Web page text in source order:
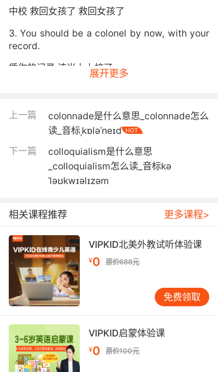
中校 救回女孩了 救回女孩了
3. You should be a colonel by now, with your
record.
凭你的记录 该当上上校了
制定规则就是为了遵照执行的 中校
5. colonel, you've been here all of five
minutes.
上校, 你到这里一共只有五分钟
我想好怎么对付这个帅气的上校了
7. You know, I'd watch it if I were you, colonel.
换我 我就会小心点 上校
8. colonel, this is turning into a disaster.
上校 整件事已经变成了一场灾难
9. You said it yourself, I should be colonel by
now.
你自己說的 我現在該是上校了
展开更多
上一篇
colonnade是什么意思_colonnade怎么
读_音标ˌkɒləˈneɪd
HOT
下一篇
colloquialism是什么意思
_colloquialism怎么读_音标kə
ˈləʊkwɪəlɪzəm
相关课程推荐 更多课程>
VIPKID北美外教试听体验课
¥0 原价688元
免费领取
VIPKID启蒙体验课
¥0 原价100元